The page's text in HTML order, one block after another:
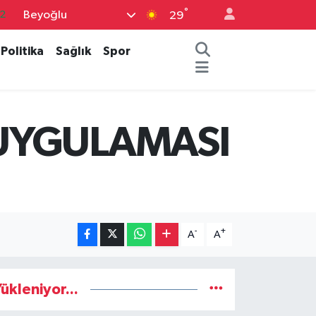
Beyoğlu 29°
Politika Sağlık
Spor
A- A+